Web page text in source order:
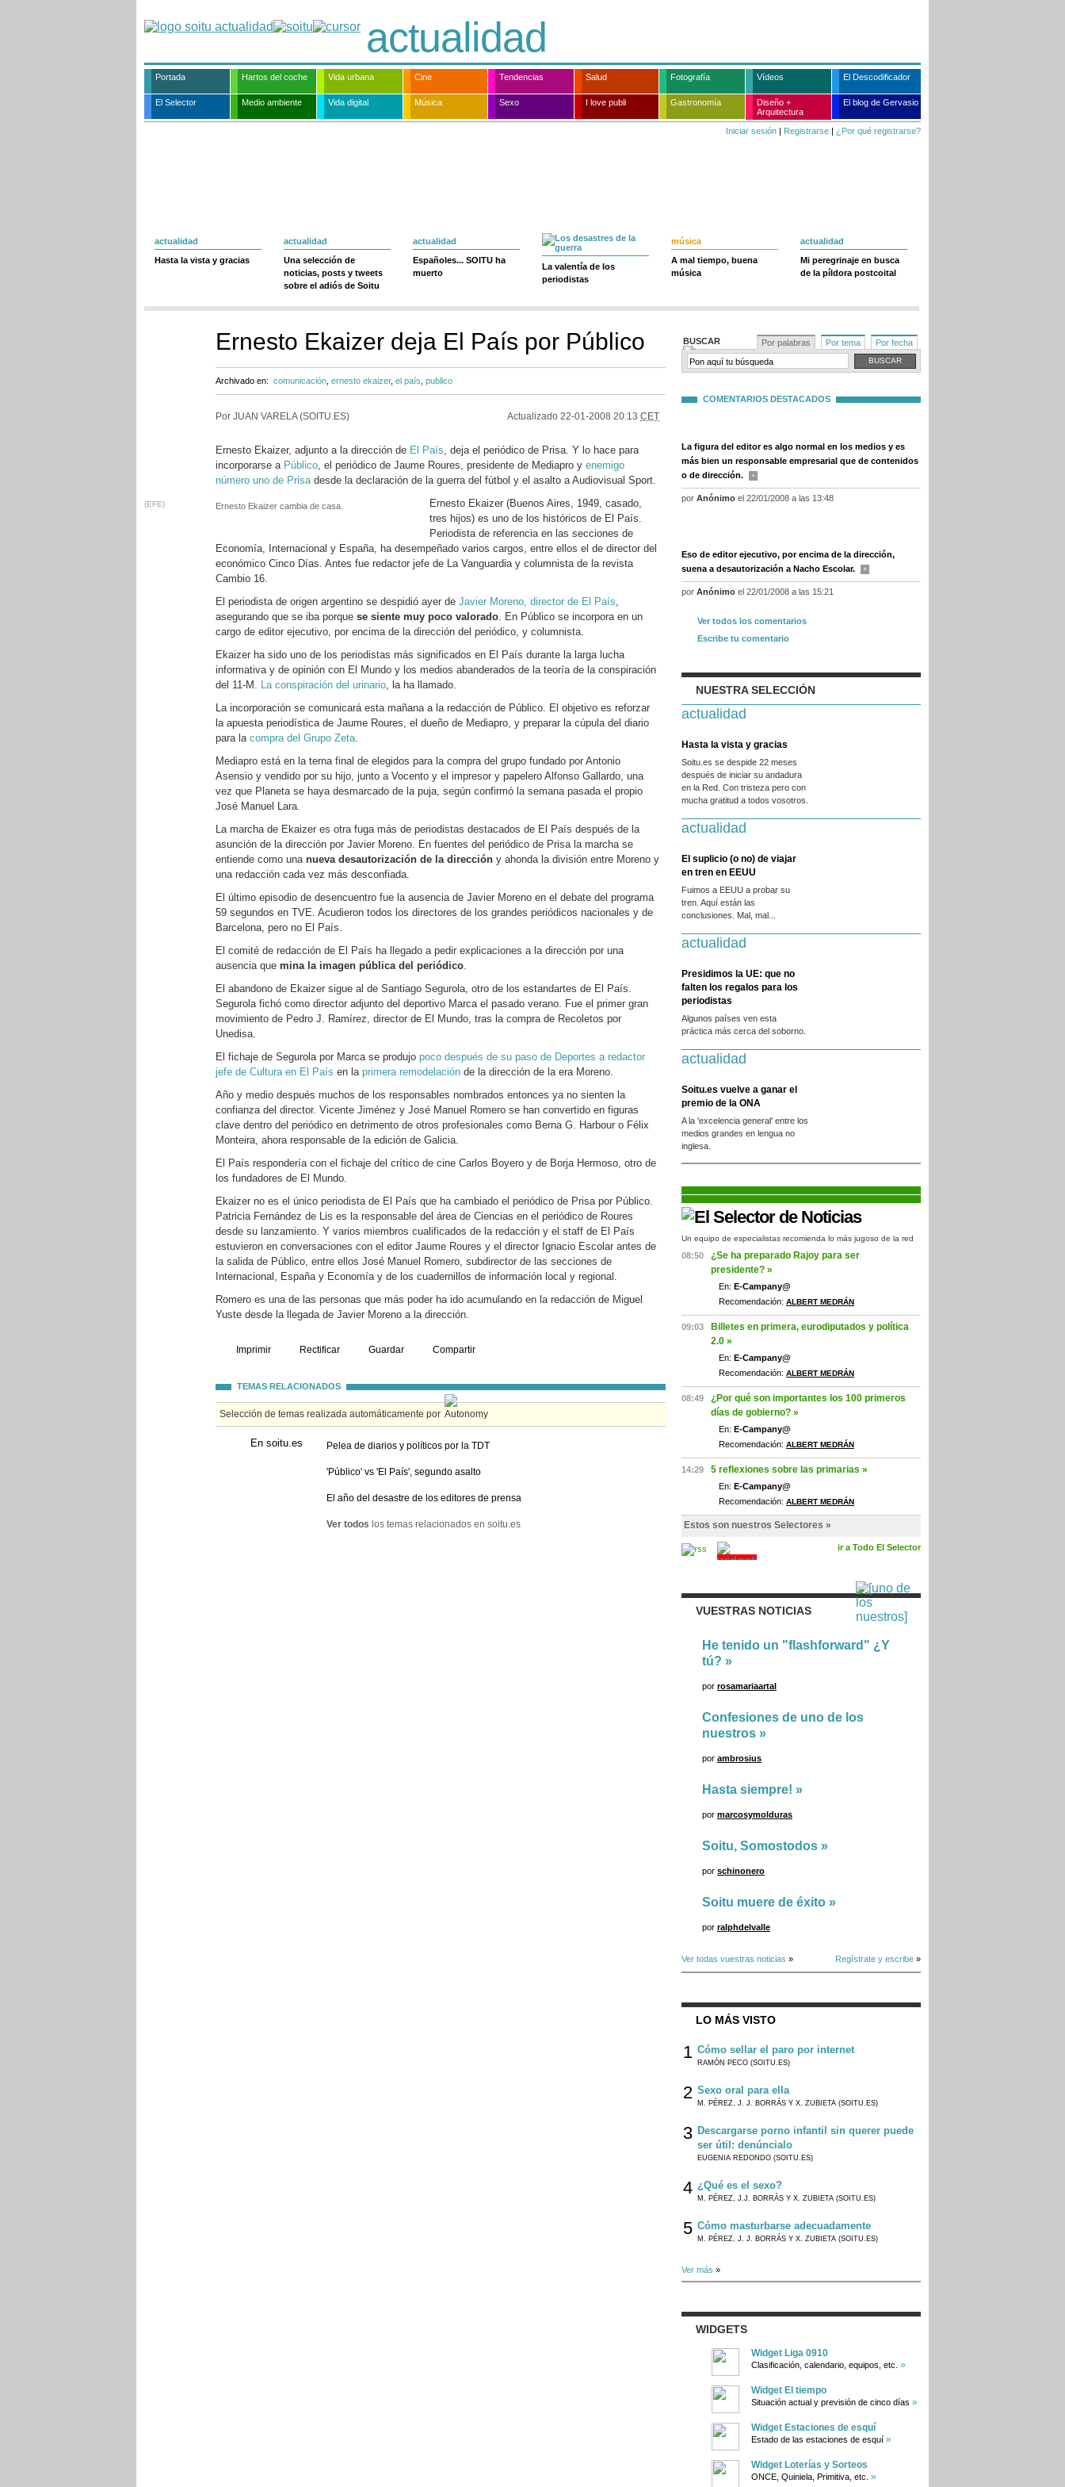
actualidad
Portada Hartos del coche Vida urbana Cine Tendencias Salud Fotografía Vídeos El Descodificador
El Selector Medio ambiente Vida digital Música Sexo I love publi Gastronomía
Diseño +
Arquitectura
El blog de Gervasio
Iniciar sesión | Registrarse | ¿Por qué registrarse?
actualidad
Hasta la vista y gracias
actualidad
Una selección de
noticias, posts y tweets
sobre el adiós de Soitu
actualidad
Españoles... SOITU ha
muerto
La valentía de los
periodistas
música
A mal tiempo, buena
música
actualidad
Mi peregrinaje en busca
de la píldora postcoital
Ernesto Ekaizer deja El País por Público
Archivado en: comunicación ernesto ekaizer, el país publico
Por JUAN VARELA (SOITU.ES) Actualizado 22-01-2008 20:13 CET
Ernesto Ekaizer, adjunto a la dirección de El País, deja el periódico de Prisa. Y lo hace para
incorporarse a Público, el periódico de Jaume Roures, presidente de Mediapro y enemigo
número uno de Prisadesde la declaración de la guerra del fútbol y el asalto a Audiovisual Sport.
(EFE) Ernesto Ekaizer cambia de casa.
Ernesto Ekaizer (Buenos Aires, 1949, casado,
tres hijos) es uno de los históricos de El País.
Periodista de referencia en las secciones de
Economía, Internacional y España, ha desempeñado varios cargos, entre ellos el de director del
económico Cinco Días. Antes fue redactor jefe de La Vanguardia y columnista de la revista
Cambio 16.
El periodista de origen argentino se despidió ayer de Javier Moreno, director de El País,
asegurando que se iba porque se siente muy poco valorado. En Público se incorpora en un
cargo de editor ejecutivo, por encima de la dirección del periódico, y columnista.
Ekaizer ha sido uno de los periodistas más significados en El País durante la larga lucha
informativa y de opinión con El Mundo y los medios abanderados de la teoría de la conspiración
del 11-M. La conspiración del urinario, la ha llamado.
La incorporación se comunicará esta mañana a la redacción de Público. El objetivo es reforzar
la apuesta periodística de Jaume Roures, el dueño de Mediapro, y preparar la cúpula del diario
para la compra del Grupo Zeta.
Mediapro está en la terna final de elegidos para la compra del grupo fundado por Antonio
Asensio y vendido por su hijo, junto a Vocento y el impresor y papelero Alfonso Gallardo, una
vez que Planeta se haya desmarcado de la puja, según confirmó la semana pasada el propio
José Manuel Lara.
La marcha de Ekaizer es otra fuga más de periodistas destacados de El País después de la
asunción de la dirección por Javier Moreno. En fuentes del periódico de Prisa la marcha se
entiende como una nueva desautorización de la dirección y ahonda la división entre Moreno y
una redacción cada vez más desconfiada.
El último episodio de desencuentro fue la ausencia de Javier Moreno en el debate del programa
59 segundos en TVE. Acudieron todos los directores de los grandes periódicos nacionales y de
Barcelona, pero no El País.
El comité de redacción de El País ha llegado a pedir explicaciones a la dirección por una
ausencia que mina la imagen pública del periódico.
El abandono de Ekaizer sigue al de Santiago Segurola, otro de los estandartes de El País.
Segurola fichó como director adjunto del deportivo Marca el pasado verano. Fue el primer gran
movimiento de Pedro J. Ramírez, director de El Mundo, tras la compra de Recoletos por
Unedisa.
El fichaje de Segurola por Marca se produjo poco después de su paso de Deportes a redactor
jefe de Cultura en El País en la primera remodelación de la dirección de la era Moreno.
Año y medio después muchos de los responsables nombrados entonces ya no sienten la
confianza del director. Vicente Jiménez y José Manuel Romero se han convertido en figuras
clave dentro del periódico en detrimento de otros profesionales como Berna G. Harbour o Félix
Monteira, ahora responsable de la edición de Galicia.
El País respondería con el fichaje del crítico de cine Carlos Boyero y de Borja Hermoso, otro de
los fundadores de El Mundo.
Ekaizer no es el único periodista de El País que ha cambiado el periódico de Prisa por Público.
Patricia Fernández de Lis es la responsable del área de Ciencias en el periódico de Roures
desde su lanzamiento. Y varios miembros cualificados de la redacción y el staff de El País
estuvieron en conversaciones con el editor Jaume Roures y el director Ignacio Escolar antes de
la salida de Público, entre ellos José Manuel Romero, subdirector de las secciones de
Internacional, España y Economía y de los cuadernillos de información local y regional.
Romero es una de las personas que más poder ha ido acumulando en la redacción de Miguel
Yuste desde la llegada de Javier Moreno a la dirección.
Imprimir Rectificar Guardar Compartir
TEMAS RELACIONADOS
Selección de temas realizada automáticamente por
En soitu.es Pelea de diarios y políticos por la TDT
'Público' vs 'El País', segundo asalto
El año del desastre de los editores de prensa
Ver todos los temas relacionados en soitu.es
BUSCAR Por palabras Por tema Por fecha
COMENTARIOS DESTACADOS
La figura del editor es algo normal en los medios y es
más bien un responsable empresarial que de contenidos
o de dirección.
+
por Anónimo el 22/01/2008 a las 13:48
Eso de editor ejecutivo, por encima de la dirección,
suena a desautorización a Nacho Escolar.
+
por Anónimo el 22/01/2008 a las 15:21
Ver todos los comentarios
Escribe tu comentario
NUESTRA SELECCIÓN
actualidad
Hasta la vista y gracias
Soitu.es se despide 22 meses
después de iniciar su andadura
en la Red. Con tristeza pero con
mucha gratitud a todos vosotros.
actualidad
El suplicio (o no) de viajar
en tren en EEUU
Fuimos a EEUU a probar su
tren. Aquí están las
conclusiones. Mal, mal...
actualidad
Presidimos la UE: que no
falten los regalos para los
periodistas
Algunos países ven esta
práctica más cerca del soborno.
actualidad
Soitu.es vuelve a ganar el
premio de la ONA
A la 'excelencia general' entre los
medios grandes en lengua no
inglesa.
Un equipo de especialistas recomienda lo más jugoso de la red
08:50
¿Se ha preparado Rajoy para ser
presidente? »
En: E-Campany@
Recomendación: ALBERT MEDRÁN
09:03
Billetes en primera, eurodiputados y política
2.0 »
En: E-Campany@
Recomendación: ALBERT MEDRÁN
08:49
¿Por qué son importantes los 100 primeros
días de gobierno? »
En: E-Campany@
Recomendación: ALBERT MEDRÁN
14:29 5 reflexiones sobre las primarias »
En: E-Campany@
Recomendación: ALBERT MEDRÁN
Estos son nuestros Selectores »
ir a Todo El Selector
VUESTRAS NOTICIAS
He tenido un "flashforward" ¿Y
tú? »
por rosamariaartal
Confesiones de uno de los
nuestros »
por ambrosius
Hasta siempre! »
por marcosymolduras
Soitu, Somostodos »
por schinonero
Soitu muere de éxito »
por ralphdelvalle
Ver todas vuestras noticias » Regístrate y escribe »
LO MÁS VISTO
1 Cómo sellar el paro por internet
RAMÓN PECO (SOITU.ES)
2 Sexo oral para ella
M. PÉREZ, J. J. BORRÁS Y X. ZUBIETA (SOITU.ES)
3 Descargarse porno infantil sin querer puede
ser útil: denúncialo
EUGENIA REDONDO (SOITU.ES)
4 ¿Qué es el sexo?
M. PÉREZ, J.J. BORRÁS Y X. ZUBIETA (SOITU.ES)
5 Cómo masturbarse adecuadamente
M. PÉREZ, J. J. BORRÁS Y X. ZUBIETA (SOITU.ES)
Ver más »
WIDGETS
Widget Liga 0910
Clasificación, calendario, equipos, etc. »
Widget El tiempo
Situación actual y previsión de cinco días »
Widget Estaciones de esquí
Estado de las estaciones de esquí »
Widget Loterías y Sorteos
ONCE, Quiniela, Primitiva, etc. »